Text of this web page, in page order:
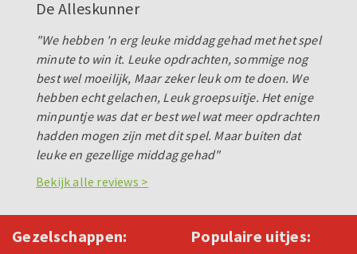
De Alleskunner
"We hebben 'n erg leuke middag gehad met het spel
minute to win it. Leuke opdrachten, sommige nog
best wel moeilijk, Maar zeker leuk om te doen. We
hebben echt gelachen, Leuk groepsuitje. Het enige
minpuntje was dat er best wel wat meer opdrachten
hadden mogen zijn met dit spel. Maar buiten dat
leuke en gezellige middag gehad"
Bekijk alle reviews >
Gezelschappen: Populaire uitjes: